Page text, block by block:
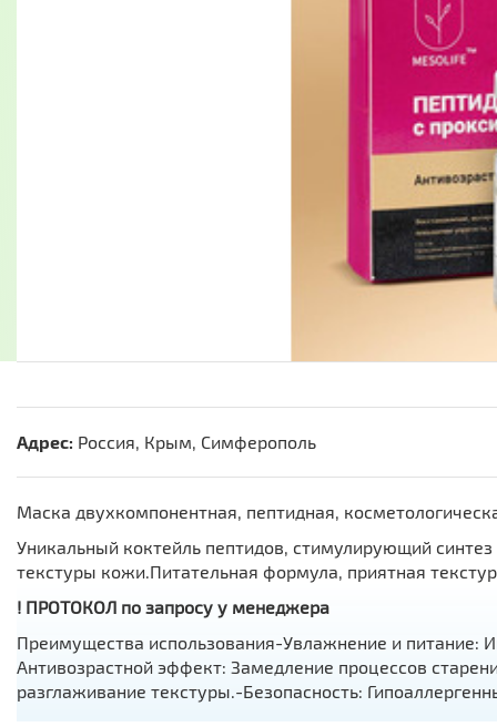
Адрес: Россия, Крым, Симферополь
Маска двухкомпонентная, пептидная,
Уникальный коктейль пептидов, стимулирующий
текстуры кожи.Питательная формула, приятная
! ПРОТОКОЛ по запросу у менеджера
Преимущества использования-Увлажнение и питание:
Антивозрастной эффект: Замедление процессов
разглаживание текстуры.-Безопасность: